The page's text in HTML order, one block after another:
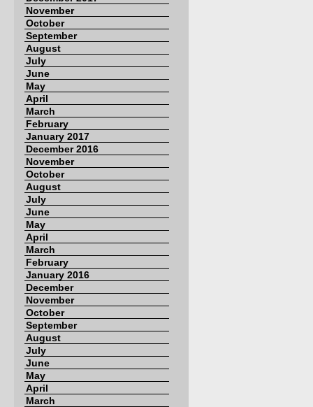
November
October
September
August
July
June
May
April
March
February
January 2017
December 2016
November
October
August
July
June
May
April
March
February
January 2016
December
November
October
September
August
July
June
May
April
March